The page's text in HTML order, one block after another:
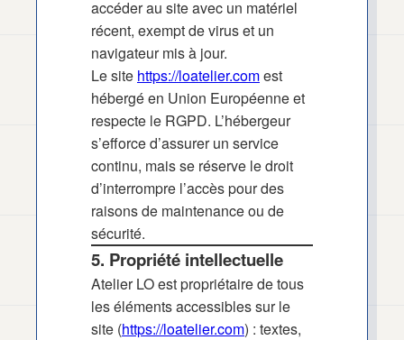
accéder au site avec un matériel
récent, exempt de virus et un
navigateur mis à jour.
Le site https://loatelier.comest
hébergé en Union Européenne et
respecte le RGPD. L’hébergeur
s’efforce d’assurer un service
continu, mais se réserve le droit
d’interrompre l’accès pour des
raisons de maintenance ou de
sécurité.
5. Propriété intellectuelle
Atelier LO est propriétaire de tous
les éléments accessibles sur le
site (https://loatelier.com) : textes,